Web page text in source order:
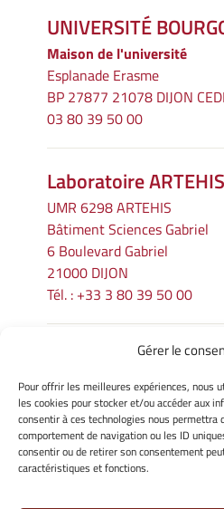
Gérer le
Pour offrir les meilleures expériences, nous
les cookies pour stocker et/ou accéder aux
consentir à ces technologies nous
comportement de navigation ou les ID
consentir ou de retirer son consentement
caractéristiques et fonctions.
UNIVERSITÉ
Maison de l'université
Esplanade Erasme
BP 27877 21078 DIJON
03 80 39 50 00
Laboratoire ARTEHIS
UMR 6298 ARTEHIS
Bâtiment Sciences Gabriel
6 Boulevard Gabriel
21000 DIJON
Tél. : +33 3 80 39 50 00
INFORMATIONS
Mentions légales
Gérer mes cookies
Politique de cookies
Déclaration de